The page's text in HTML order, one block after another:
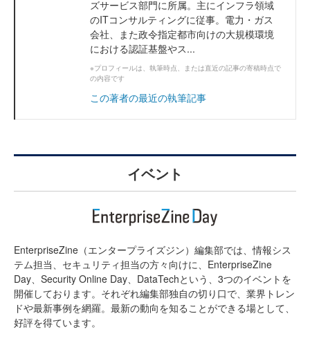
ズサービス部門に所属。主にインフラ領域
のITコンサルティングに従事。電力・ガス
会社、また政令指定都市向けの大規模環境
における認証基盤やス...
※プロフィールは、執筆時点、または直近の記事の寄稿時点で
の内容です
この著者の最近の執筆記事
イベント
EnterpriseZine（エンタープライズジン）編集部では、情報シス
テム担当、セキュリティ担当の方々向けに、EnterpriseZine
Day、Security Online Day、DataTechという、3つのイベントを
開催しております。それぞれ編集部独自の切り口で、業界トレン
ドや最新事例を網羅。最新の動向を知ることができる場として、
好評を得ています。